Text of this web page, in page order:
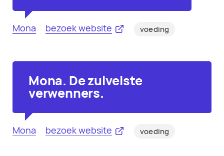
Mona bezoek website voeding
Mona. De zuivelste
verwenners.
Mona bezoek website voeding